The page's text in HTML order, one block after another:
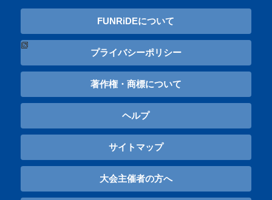
FUNRiDEについて
プライバシーポリシー
著作権・商標について
ヘルプ
サイトマップ
大会主催者の方へ